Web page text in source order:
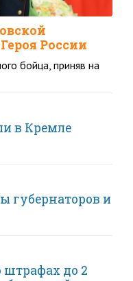
России
бойца, приняв на
в Кремле
губернаторов и
штрафах до 2